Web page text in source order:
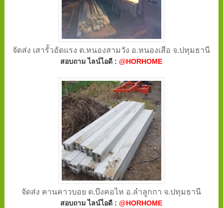
จัดส่ง เสารั้วอัดแรง ต.หนองสามวัง อ.หนองเสือ จ.ปทุมธานี
สอบถาม ไลน์ไอดี :@HORHOME
จัดส่ง คานคาวบอย ต.บึงคอไห อ.ลำลูกกา จ.ปทุมธานี
สอบถาม ไลน์ไอดี :@HORHOME